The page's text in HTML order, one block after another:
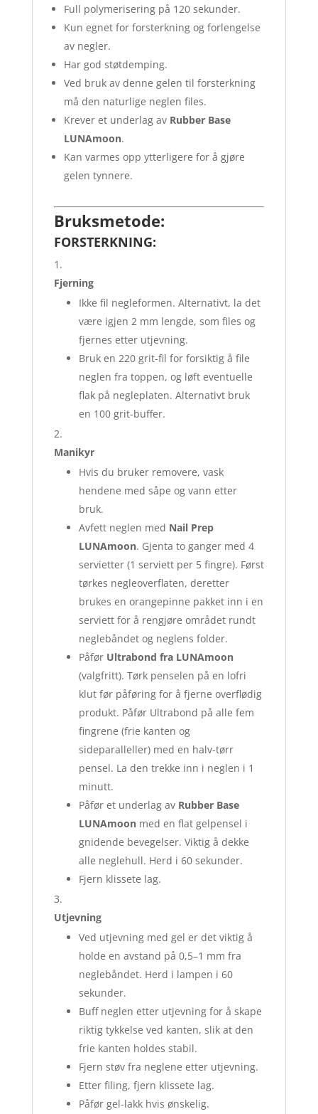
Full polymerisering på 120 sekunder.
Kun egnet for forsterkning og forlengelse
av negler.
Har god støtdemping.
Ved bruk av denne gelen til forsterkning
må den naturlige neglen files.
Krever et underlag av Rubber Base
LUNAmoon.
Kan varmes opp ytterligere for å gjøre
gelen tynnere.
Bruksmetode:
FORSTERKNING:
Fjerning
Ikke fil negleformen. Alternativt, la det
være igjen 2 mm lengde, som files og
fjernes etter utjevning.
Bruk en 220 grit-fil for forsiktig å file
neglen fra toppen, og løft eventuelle
flak på negleplaten. Alternativt bruk
en 100 grit-buffer.
Manikyr
Hvis du bruker removere, vask
hendene med såpe og vann etter
bruk.
Avfett neglen med Nail Prep
LUNAmoon. Gjenta to ganger med 4
servietter (1 serviett per 5 fingre). Først
tørkes negleoverflaten, deretter
brukes en orangepinne pakket inn i en
serviett for å rengjøre området rundt
neglebåndet og neglens folder.
Påfør Ultrabond fra LUNAmoon
(valgfritt). Tørk penselen på en lofri
klut før påføring for å fjerne overflødig
produkt. Påfør Ultrabond på alle fem
fingrene (frie kanten og
sideparalleller) med en halv-tørr
pensel. La den trekke inn i neglen i 1
minutt.
Påfør et underlag av Rubber Base
LUNAmoonmed en flat gelpensel i
gnidende bevegelser. Viktig å dekke
alle neglehull. Herd i 60 sekunder.
Fjern klissete lag.
Utjevning
Ved utjevning med gel er det viktig å
holde en avstand på 0,5–1 mm fra
neglebåndet. Herd i lampen i 60
sekunder.
Buff neglen etter utjevning for å skape
riktig tykkelse ved kanten, slik at den
frie kanten holdes stabil.
Fjern støv fra neglene etter utjevning.
Etter filing, fjern klissete lag.
Påfør gel-lakk hvis ønskelig.